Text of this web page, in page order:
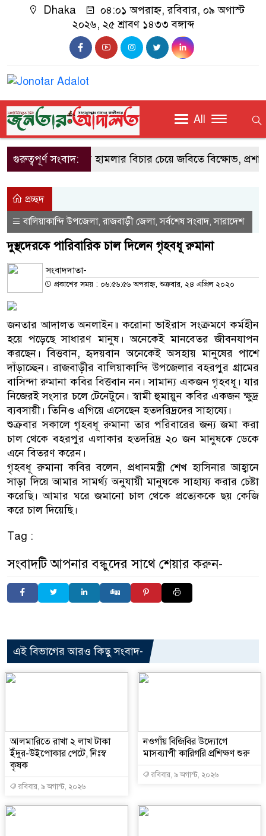
Dhaka
০৪:০১ অপরাহ্ন, রবিবার, ০৯ অগাস্ট
২০২৬, ২৫ শ্রাবণ ১৪৩৩ বঙ্গাব্দ
All
গুরুত্বপূর্ণ সংবাদ:
সহপাঠীর ওপর হামলার বিচার চেয়ে জবিতে বিক্ষোভ,
প্রচ্ছদ
বালিয়াকান্দি উপজেলা,রাজবাড়ী জেলা,সর্বশেষ সংবাদ,সারাদেশ
দুস্থদেরকে পারিবারিক চাল দিলেন গৃহবধূ রুমানা
সংবাদদাতা-
প্রকাশের সময় : ০৬:৫৬:৫৬ অপরাহ্ন, শুক্রবার, ২৪ এপ্রিল ২০২০
জনতার আদালত অনলাইন॥ করোনা ভাইরাস সংক্রমণে কর্মহীন
হয়ে পড়েছে সাধারণ মানুষ। অনেকেই মানবেতর জীবনযাপন
করছেন। বিত্তবান, হৃদয়বান অনেকেই অসহায় মানুষের পাশে
দাঁড়াচ্ছেন। রাজবাড়ীর বালিয়াকান্দি উপজেলার বহরপুর গ্রামের
বাসিন্দা রুমানা কবির বিত্তবান নন। সামান্য একজন গৃহবধূ। যার
নিজেরই সংসার চলে টেনেটুনে। স্বামী হুমায়ুন কবির একজন ক্ষুদ্র
ব্যবসায়ী। তিনিও এগিয়ে এসেছেন হতদরিদ্রদের সাহায্যে।
শুক্রবার সকালে গৃহবধূ রুমানা তার পরিবারের জন্য জমা করা
চাল থেকে বহরপুর এলাকার হতদরিদ্র ২০ জন মানুষকে ডেকে
এনে বিতরণ করেন।
গৃহবধূ রুমানা কবির বলেন, প্রধানমন্ত্রী শেখ হাসিনার আহ্বানে
সাড়া দিয়ে আমার সামর্থ্য অনুযায়ী মানুষকে সাহায্য করার চেষ্টা
করেছি। আমার ঘরে জমানো চাল থেকে প্রত্যেককে ছয় কেজি
করে চাল দিয়েছি।
Tag :
সংবাদটি আপনার বন্ধুদের সাথে শেয়ার করুন-
এই বিভাগের আরও কিছু সংবাদ-
আলমারিতে রাখা ২ লাখ টাকা
ইঁদুর-উইপোকার পেটে, নিঃস্ব
কৃষক
রবিবার, ৯ অগাস্ট, ২০২৬
নওগাঁয় বিজিবির উদ্যোগে
মাসব্যাপী কারিগরি প্রশিক্ষণ শুরু
রবিবার, ৯ অগাস্ট, ২০২৬